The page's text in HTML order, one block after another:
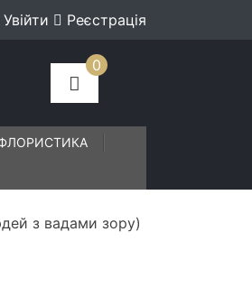
Увійти Реєстрація
0
з вадами зору)